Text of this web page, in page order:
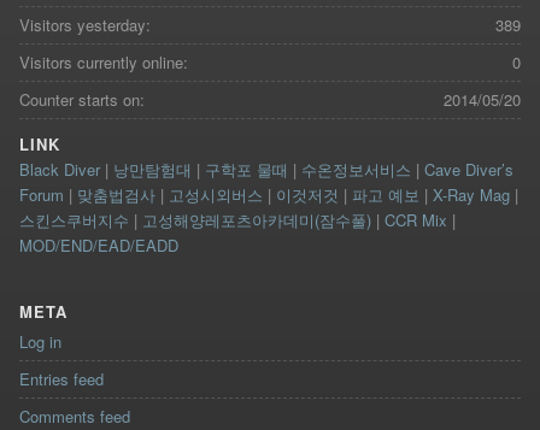
389
Visitors yesterday:
0
Visitors currently online:
2014/05/20
Counter starts on:
LINK
Black Diver| 낭만탐험대 | 구학포 물때 | 수온정보서비스 | Cave Diver’s
Forum | 맞춤법검사| 고성시외버스 | 이것저것 | 파고 예보 | X-Ray Mag|
스킨스쿠버지수 | 고성해양레포츠아카데미(잠수풀)| CCR Mix |
MOD/END/EAD/EADD
META
Log in
Entries feed
Comments feed